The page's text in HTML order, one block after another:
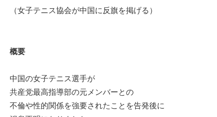
（女子テニス協会が中国に反旗を掲げる）
概要
中国の女子テニス選手が
共産党最高指導部の元メンバーとの
不倫や性的関係を強要されたことを告発後に